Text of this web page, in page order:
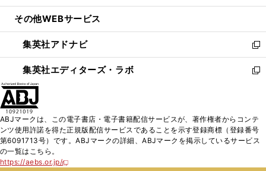
開
ウ
開
く
ン
ウ
で
開
く
ウ
ン
ド
ウ
で
し
ウ
ィ
ン
ド
く
その他WEBサービス
集英社アドナビ
新
し
い
ド
ウ
で
集英社エディターズ・ラボ
新
ィ
ン
ABJマークは、この電子書店・電子書籍配信サービスが、著作権者からコンテ
ンツ使用許諾を得た正規版配信サービスであることを示す登録商標（登録番号
第6091713号）です。ABJマークの詳細、ABJマークを掲示しているサービス
の一覧はこちら。
https://aebs.or.jp/
新